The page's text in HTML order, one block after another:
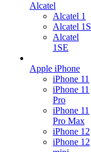
Alcatel
Alcatel 1
Alcatel 1S
Alcatel
1SE
Apple iPhone
iPhone 11
iPhone 11
Pro
iPhone 11
Pro Max
iPhone 12
iPhone 12